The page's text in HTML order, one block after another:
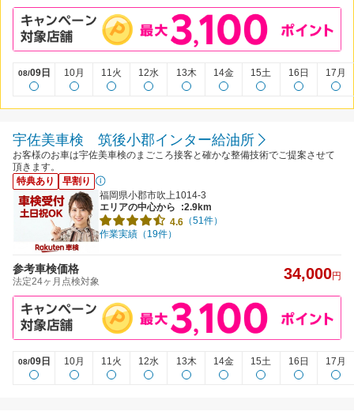
08/09日 10月 11火 12水 13木 14金 15土 16日 17月
宇佐美車検 筑後小郡インター給油所
お客様のお車は宇佐美車検のまごころ接客と確かな整備技術でご提案させて
頂きます。
特典あり
早割り
福岡県小郡市吹上1014-3
エリアの中心から
:2.9km
4.6 （51件）
作業実績（19件）
参考車検価格
法定24ヶ月点検対象 34,000円
08/09日 10月 11火 12水 13木 14金 15土 16日 17月